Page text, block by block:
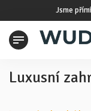
Jsme
Luxusní